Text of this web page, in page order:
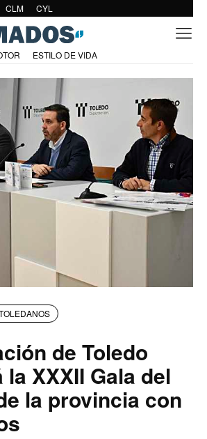
CLM CYL
ESTILO DE VIDA
de Toledo
XXXII Gala del
la provincia con